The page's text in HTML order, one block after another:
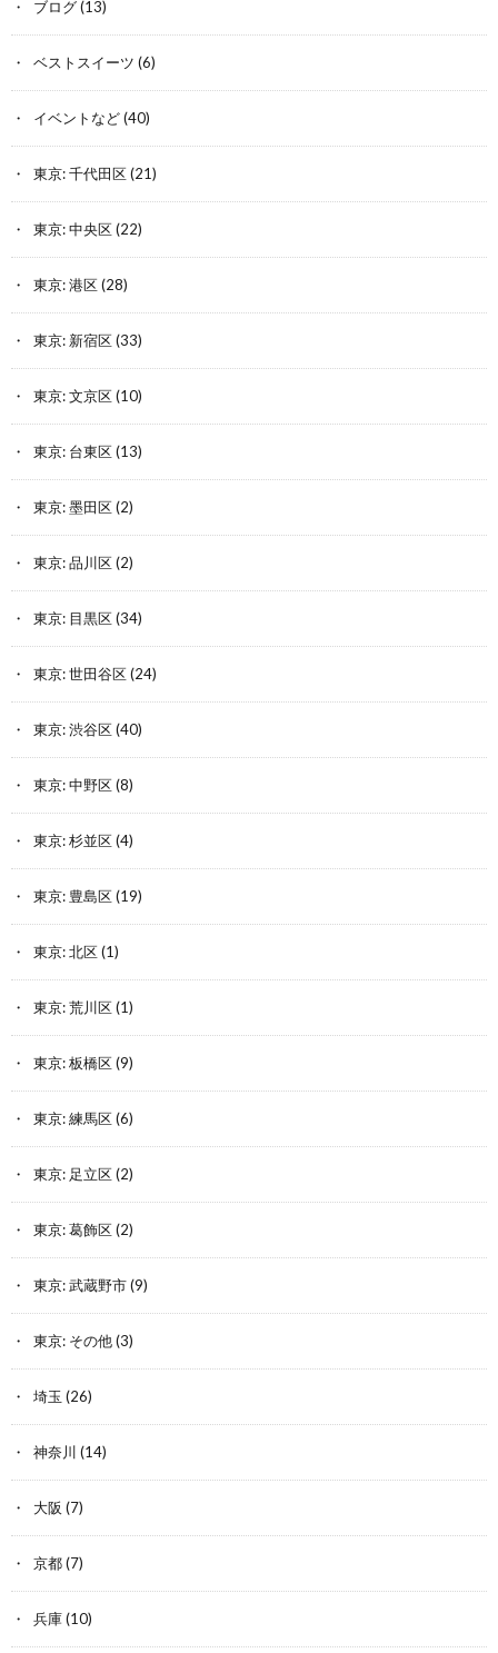
ブログ(13)
ベストスイーツ (6)
イベントなど(40)
東京: 千代田区(21)
東京: 中央区(22)
東京: 港区(28)
東京: 新宿区(33)
東京: 文京区(10)
東京: 台東区(13)
東京: 墨田区(2)
東京: 品川区(2)
東京: 目黒区(34)
東京: 世田谷区(24)
東京: 渋谷区(40)
東京: 中野区(8)
東京: 杉並区(4)
東京: 豊島区(19)
東京: 北区(1)
東京: 荒川区(1)
東京: 板橋区(9)
東京: 練馬区(6)
東京: 足立区(2)
東京: 葛飾区(2)
東京: 武蔵野市(9)
東京: その他(3)
埼玉 (26)
神奈川 (14)
大阪 (7)
京都(7)
兵庫(10)